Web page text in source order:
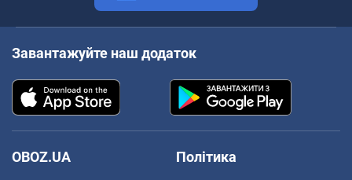
Завантажуйте наш додаток
OBOZ.UA
Політика